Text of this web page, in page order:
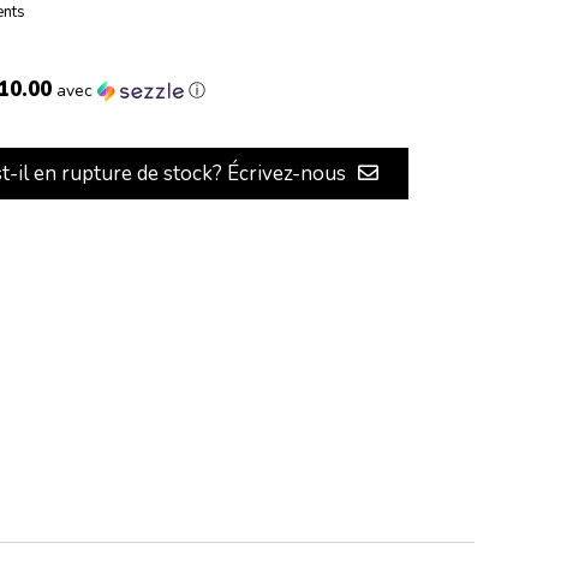
avec ⓘ
il en rupture de stock? Écrivez-nous